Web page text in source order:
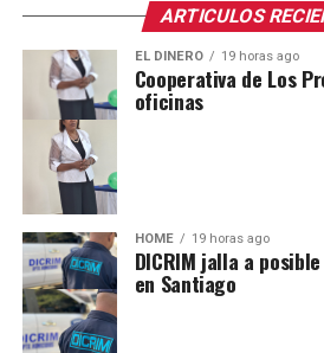
ARTICULOS
EL DINERO 19 horas ago
Cooperativa de Los
oficinas
HOME 19 horas ago
DICRIM jalla a
en Santiago